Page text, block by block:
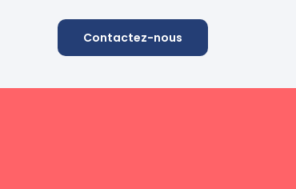
Contactez-nous